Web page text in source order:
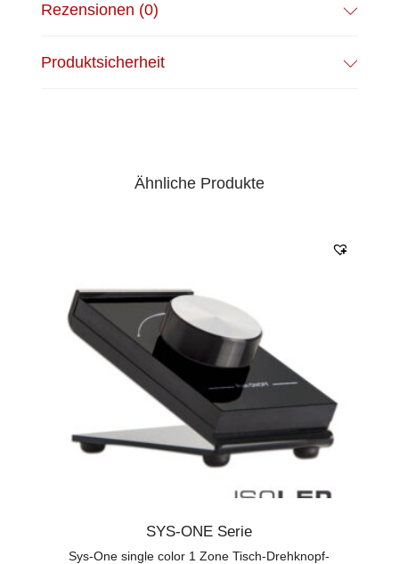
Rezensionen (0)
Produktsicherheit
Ähnliche Produkte
SYS-ONE Serie
Sys-One single color 1 Zone Tisch-Drehknopf-